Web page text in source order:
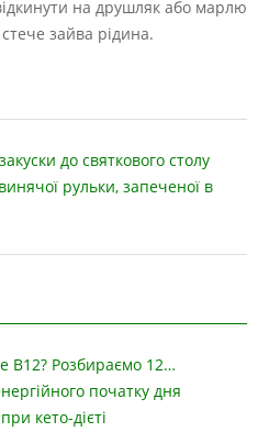
на друшляк або марлю
зайва рідина.
до святкового столу
рульки, запеченої в
B12? Розбираємо 12…
початку дня
кето-дієті